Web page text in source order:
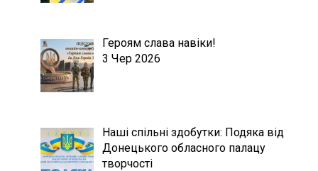
Героям слава навіки!
3 Чер 2026
Наші спільні здобутки: Подяка від
Донецького обласного палацу
творчості